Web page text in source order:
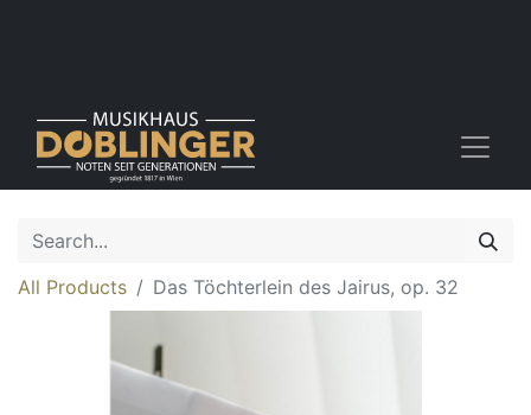
All Products Das Töchterlein des Jairus, op. 32